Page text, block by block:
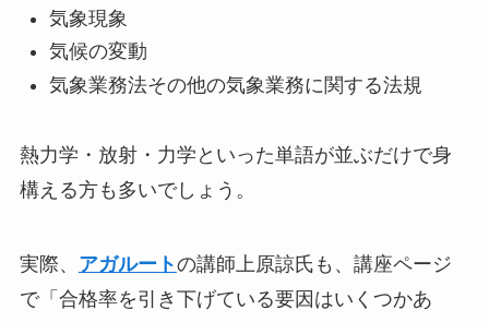
気象現象
気候の変動
気象業務法その他の気象業務に関する法規
熱力学・放射・力学といった単語が並ぶだけで身
構える方も多いでしょう。
実際、 アガルートの講師上原諒氏も、講座ページ
で「合格率を引き下げている要因はいくつかあ